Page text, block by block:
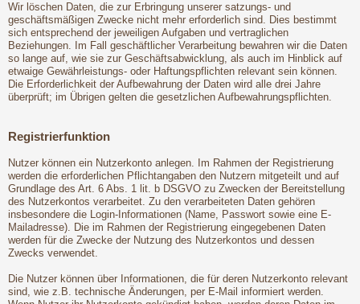
Wir löschen Daten, die zur Erbringung unserer satzungs- und
geschäftsmäßigen Zwecke nicht mehr erforderlich sind. Dies bestimmt
sich entsprechend der jeweiligen Aufgaben und vertraglichen
Beziehungen. Im Fall geschäftlicher Verarbeitung bewahren wir die Daten
so lange auf, wie sie zur Geschäftsabwicklung, als auch im Hinblick auf
etwaige Gewährleistungs- oder Haftungspflichten relevant sein können.
Die Erforderlichkeit der Aufbewahrung der Daten wird alle drei Jahre
überprüft; im Übrigen gelten die gesetzlichen Aufbewahrungspflichten.
Registrierfunktion
Nutzer können ein Nutzerkonto anlegen. Im Rahmen der Registrierung
werden die erforderlichen Pflichtangaben den Nutzern mitgeteilt und auf
Grundlage des Art. 6 Abs. 1 lit. b DSGVO zu Zwecken der Bereitstellung
des Nutzerkontos verarbeitet. Zu den verarbeiteten Daten gehören
insbesondere die Login-Informationen (Name, Passwort sowie eine E-
Mailadresse). Die im Rahmen der Registrierung eingegebenen Daten
werden für die Zwecke der Nutzung des Nutzerkontos und dessen
Zwecks verwendet.
Die Nutzer können über Informationen, die für deren Nutzerkonto relevant
sind, wie z.B. technische Änderungen, per E-Mail informiert werden.